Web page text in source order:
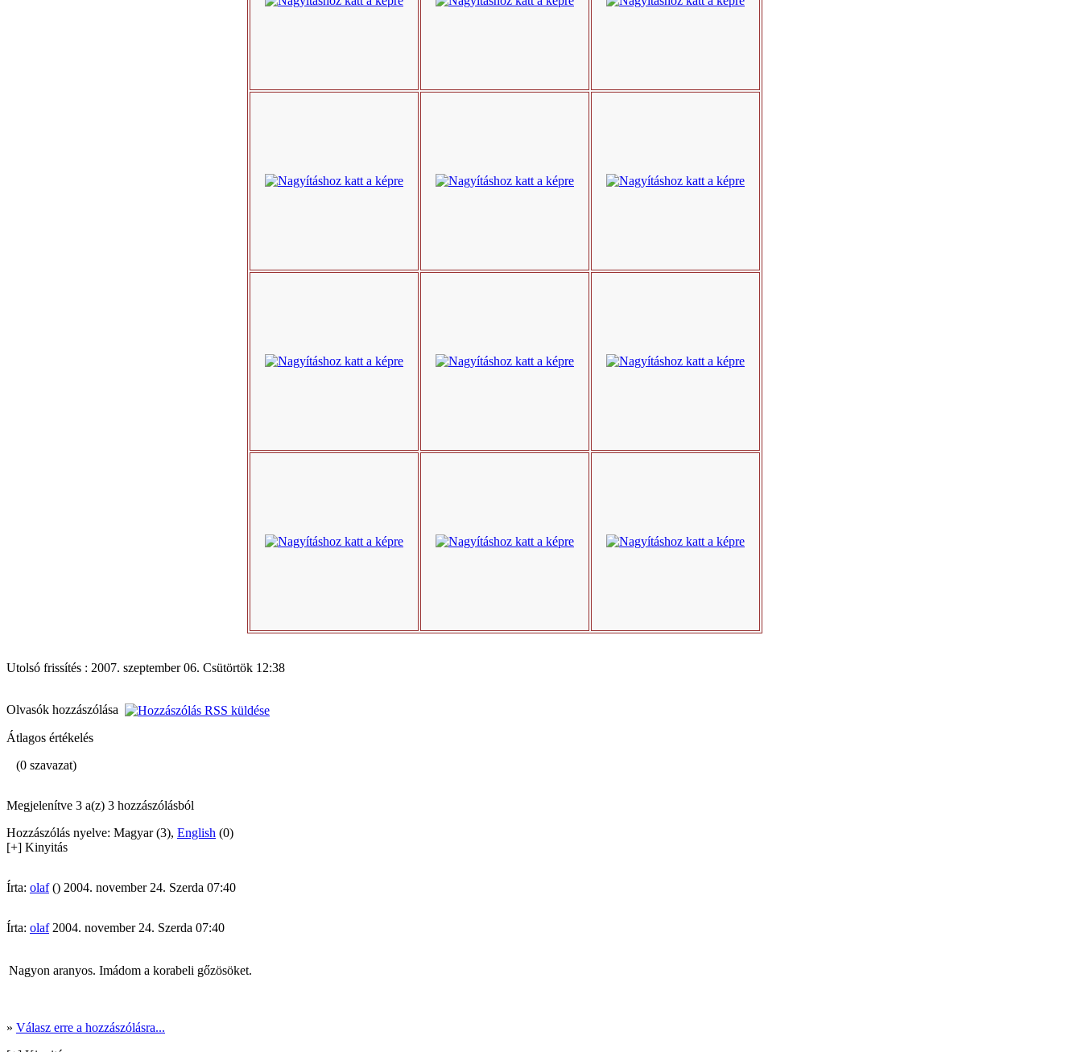
Utolsó frissítés : 2007. szeptember 06. Csütörtök 12:38
Olvasók hozzászólása
Átlagos értékelés
(0 szavazat)
Megjelenítve 3 a(z) 3 hozzászólásból
Hozzászólás nyelve: Magyar (3), English (0)
[+] Kinyitás
Írta: olaf() 2004. november 24. Szerda 07:40
Írta: olaf2004. november 24. Szerda 07:40
Nagyon aranyos. Imádom a korabeli gőzösöket.
» Válasz erre a hozzászólásra...